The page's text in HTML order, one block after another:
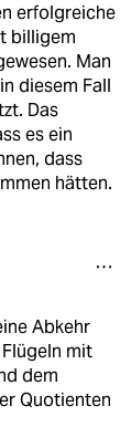
erfolgreiche
billigem
Man
diesem Fall
Das
es ein
dass
hätten.
Abkehr
mit
dem
Quotienten